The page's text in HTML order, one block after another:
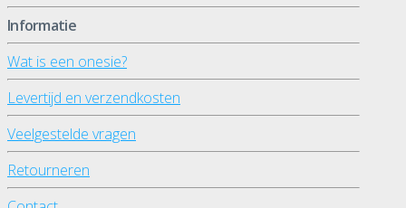
Informatie
Wat is een onesie?
Levertijd en verzendkosten
Veelgestelde vragen
Retourneren